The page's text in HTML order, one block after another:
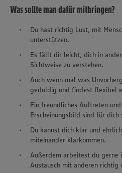
Was sollte man dafür mitbringen?
Du hast richtig Lust, mit
unterstützen.
Es fällt dir leicht, dich in
Sichtweise zu verstehen.
Auch wenn mal was
geduldig und findest flexibel
Ein freundliches Auftreten
Erscheinungsbild sind für
Du kannst dich klar und
miteinander klarkommen.
Außerdem arbeitest du gerne
Austausch mit anderen